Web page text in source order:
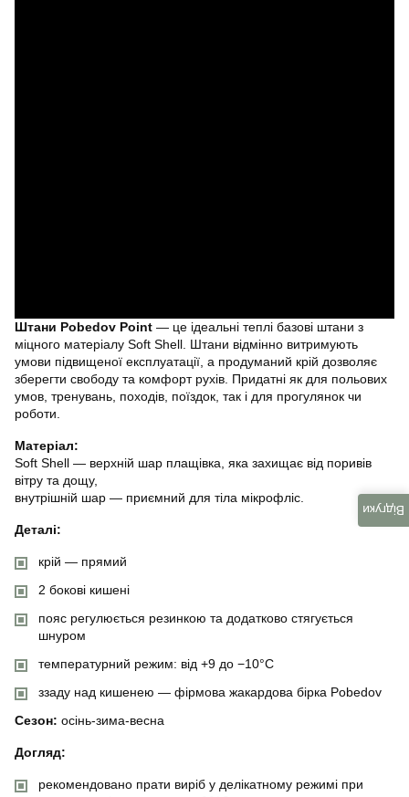
Штани Pobedov Point — це ідеальні теплі базові штани з
міцного матеріалу Soft Shell. Штани відмінно витримують
умови підвищеної експлуатації, а продуманий крій дозволяє
зберегти свободу та комфорт рухів. Придатні як для польових
умов, тренувань, походів, поїздок, так і для прогулянок чи
роботи.
Матеріал:
Soft Shell — верхній шар плащівка, яка захищає від поривів
вітру та дощу,
внутрішній шар — приємний для тіла мікрофліс.
Деталі:
крій — прямий
2 бокові кишені
пояс регулюється резинкою та додатково стягується
шнуром
температурний режим: від +9 до −10°C
ззаду над кишенею — фірмова жакардова бірка Pobedov
Сезон: осінь-зима-весна
Догляд:
рекомендовано прати виріб у делікатному режимі при
Відгуки